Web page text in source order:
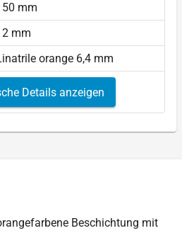
mm
mm
orange 6,4 mm
Details anzeigen
Beschichtung mit